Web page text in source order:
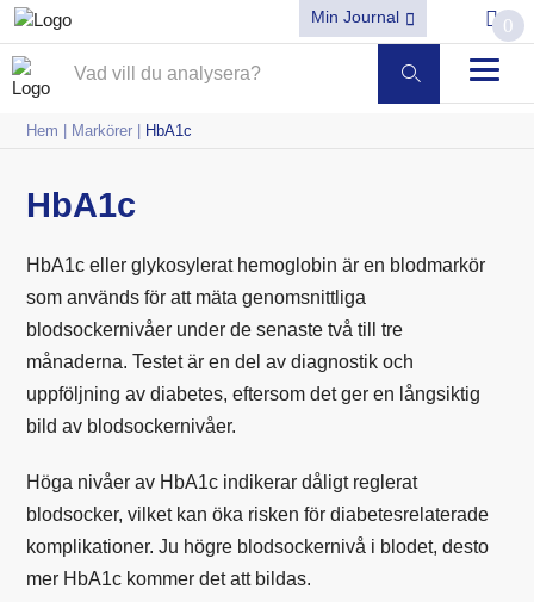
Min Journal 0
Hem | Markörer | HbA1c
HbA1c
HbA1c eller glykosylerat hemoglobin är en blodmarkör
som används för att mäta genomsnittliga
blodsockernivåer under de senaste två till tre
månaderna. Testet är en del av diagnostik och
uppföljning av diabetes, eftersom det ger en långsiktig
bild av blodsockernivåer.
Höga nivåer av HbA1c indikerar dåligt reglerat
blodsocker, vilket kan öka risken för diabetesrelaterade
komplikationer. Ju högre blodsockernivå i blodet, desto
mer HbA1c kommer det att bildas.